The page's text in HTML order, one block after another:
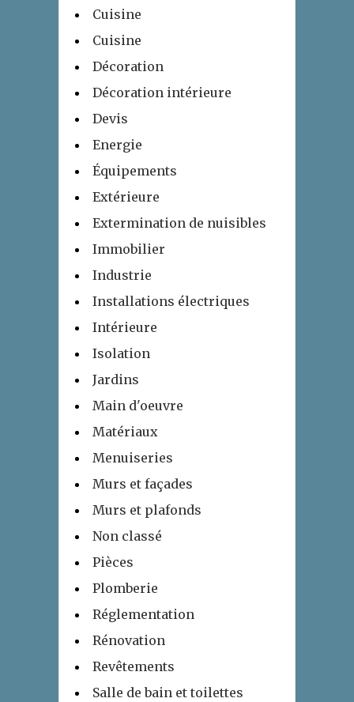
Cuisine
Cuisine
Décoration
Décoration intérieure
Devis
Energie
Équipements
Extérieure
Extermination de nuisibles
Immobilier
Industrie
Installations électriques
Intérieure
Isolation
Jardins
Main d'oeuvre
Matériaux
Menuiseries
Murs et façades
Murs et plafonds
Non classé
Pièces
Plomberie
Réglementation
Rénovation
Revêtements
Salle de bain et toilettes